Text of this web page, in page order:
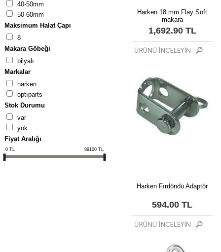
40-50mm
50-60mm
Maksimum Halat Çapı
8
Makara Göbeği
bilyalı
Markalar
harken
optiparts
Stok Durumu
var
yok
Fiyat Aralığı
0 TL 89100 TL
Harken 18 mm Flay Soft
makara
1,692.90 TL
Harken Fırdöndü Adaptör
594.00 TL